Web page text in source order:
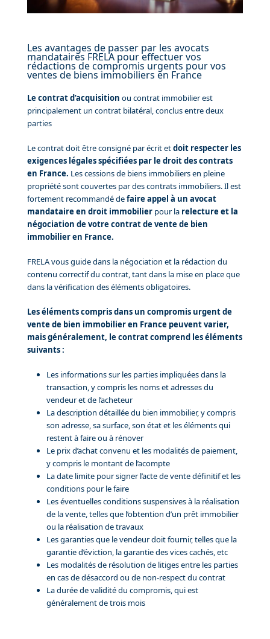
Les avantages de passer par les avocats
mandataires FRELA pour effectuer vos
rédactions de compromis urgents pour vos
ventes de biens immobiliers en France
Le contrat d’acquisition ou contrat immobilier est
principalement un contrat bilatéral, conclus entre deux
parties
Le contrat doit être consigné par écrit etdoit respecter les
exigences légales spécifiées par le droit des contrats
en France. Les cessions de biens immobiliers en pleine
propriété sont couvertes par des contrats immobiliers. Il est
fortement recommandé defaire appel à un avocat
mandataire en droit immobilier pour la relecture et la
négociation de votre contrat de vente de bien
immobilier en France.
FRELA vous guide dans la négociation et la rédaction du
contenu correctif du contrat, tant dans la mise en place que
dans la vérification des éléments obligatoires.
Les éléments compris dans un compromis urgent de
vente de bien immobilier en France peuvent varier,
mais généralement, le contrat comprend les éléments
suivants :
Les informations sur les parties impliquées dans la
transaction, y compris les noms et adresses du
vendeur et de l’acheteur
La description détaillée du bien immobilier, y compris
son adresse, sa surface, son état et les éléments qui
restent à faire ou à rénover
Le prix d’achat convenu et les modalités de paiement,
y compris le montant de l’acompte
La date limite pour signer l’acte de vente définitif et les
conditions pour le faire
Les éventuelles conditions suspensives à la réalisation
de la vente, telles que l’obtention d’un prêt immobilier
ou la réalisation de travaux
Les garanties que le vendeur doit fournir, telles que la
garantie d’éviction, la garantie des vices cachés, etc
Les modalités de résolution de litiges entre les parties
en cas de désaccord ou de non-respect du contrat
La durée de validité du compromis, qui est
généralement de trois mois